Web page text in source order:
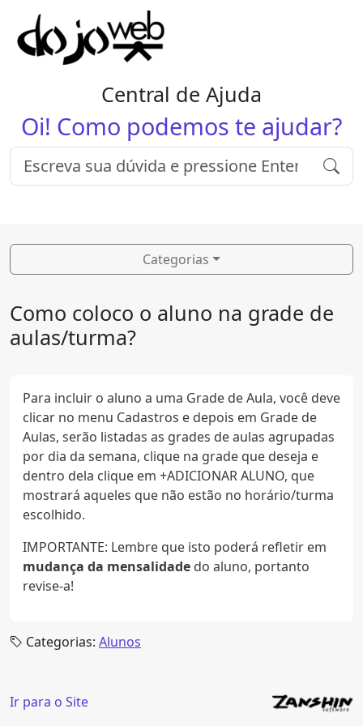
Central de Ajuda
Oi! Como podemos te ajudar?
Categorias
Como coloco o aluno na grade de
aulas/turma?
Para incluir o aluno a uma Grade de Aula, você deve
clicar no menu Cadastros e depois em Grade de
Aulas, serão listadas as grades de aulas agrupadas
por dia da semana, clique na grade que deseja e
dentro dela clique em +ADICIONAR ALUNO, que
mostrará aqueles que não estão no horário/turma
escolhido.
IMPORTANTE: Lembre que isto poderá refletir em
mudança da mensalidade do aluno, portanto
revise-a!
Categorias: Alunos
Ir para o Site